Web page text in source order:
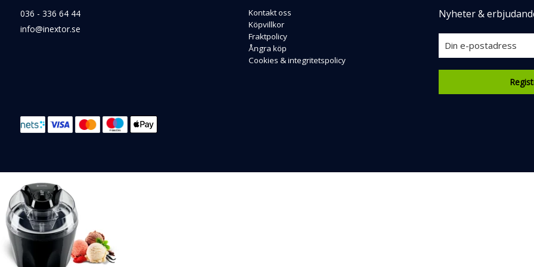
036 - 336 64 44
info@inextor.se
Kontakt oss
Köpvillkor
Fraktpolicy
Ångra köp
Cookies & integritetspolicy
Nyheter &